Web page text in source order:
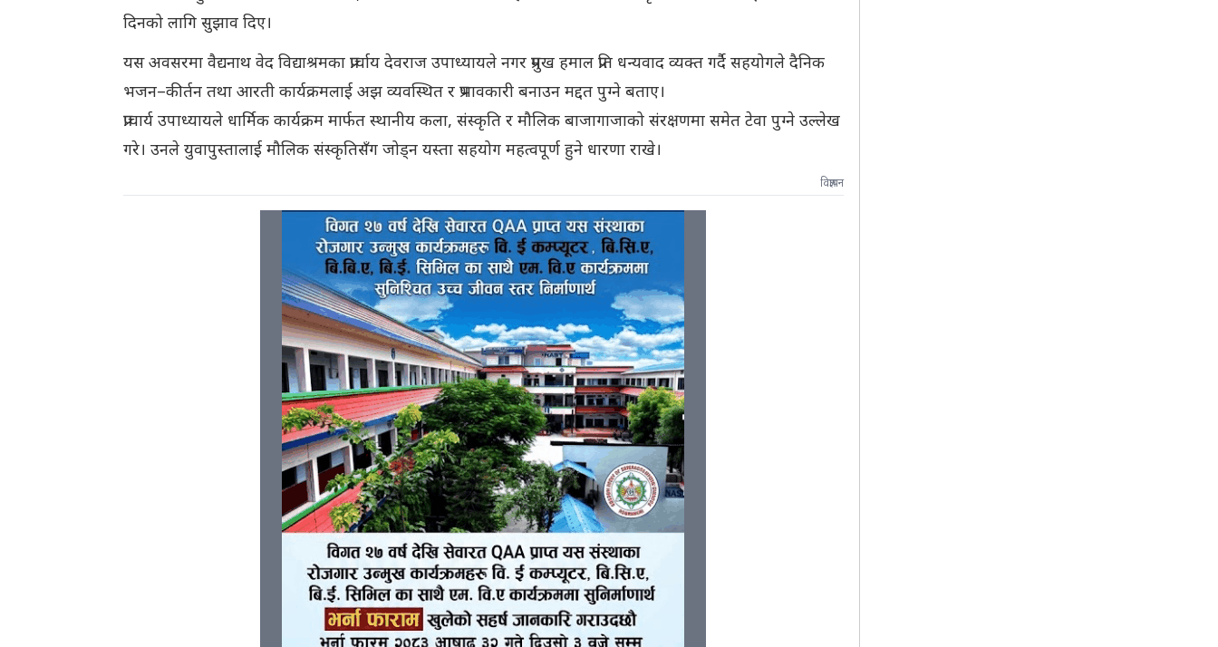
दिनको लागि सुझाव दिए।
यस अवसरमा वैद्यनाथ वेद विद्याश्रमका प्रार्चाय देवराज उपाध्यायले नगर प्रमुख हमाल प्रति धन्यवाद व्यक्त गर्दै सहयोगले दैनिक
भजन–कीर्तन तथा आरती कार्यक्रमलाई अझ व्यवस्थित र प्रभावकारी बनाउन मद्दत पुग्ने बताए।
प्राचार्य उपाध्यायले धार्मिक कार्यक्रम मार्फत स्थानीय कला, संस्कृति र मौलिक बाजागाजाको संरक्षणमा समेत टेवा पुग्ने उल्लेख
गरे। उनले युवापुस्तालाई मौलिक संस्कृतिसँग जोड्न यस्ता सहयोग महत्वपूर्ण हुने धारणा राखे।
विज्ञापन